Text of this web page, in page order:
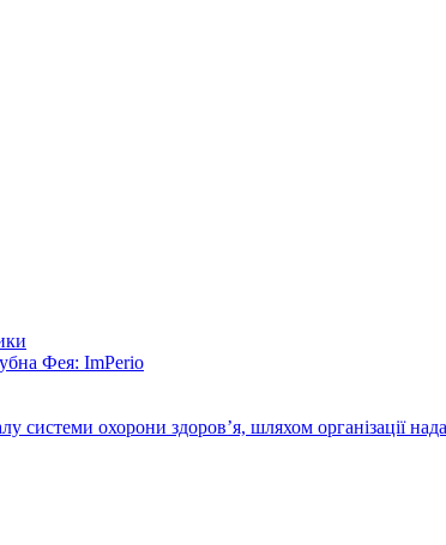
Фея: ImPerio
системи охорони здоров’я, шляхом організації